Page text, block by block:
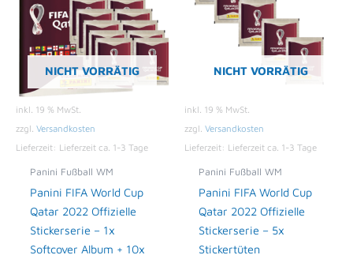
NICHT VORRÄTIG
inkl. 19 % MwSt.
zzgl. Versandkosten
Lieferzeit: Lieferzeit ca. 1-3 Tage
Panini Fußball WM
Panini FIFA World Cup
Qatar 2022 Offizielle
Stickerserie – 1x
Softcover Album + 10x
NICHT VORRÄTIG
inkl. 19 % MwSt.
zzgl. Versandkosten
Lieferzeit: Lieferzeit ca. 1-3 Tage
Panini Fußball WM
Panini FIFA World Cup
Qatar 2022 Offizielle
Stickerserie – 5x
Stickertüten